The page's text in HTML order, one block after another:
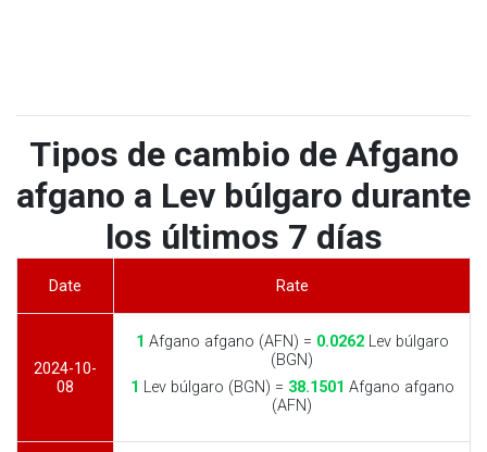
Tipos de cambio de Afgano
afgano a Lev búlgaro durante
los últimos 7 días
Date Rate
2024-10-
08
1 Afgano afgano (AFN) = 0.0262Lev búlgaro
(BGN)
1 Lev búlgaro (BGN) = 38.1501 Afgano afgano
(AFN)